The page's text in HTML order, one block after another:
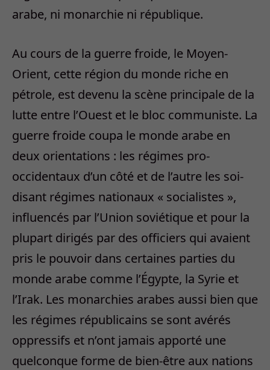
arabe, ni monarchie ni république.
Au cours de la guerre froide, le Moyen-
Orient, cette région du monde riche en
pétrole, est devenu la scène principale de la
lutte entre l’Ouest et le bloc communiste. La
guerre froide coupa le monde arabe en
deux orientations : les régimes pro-
occidentaux d’un côté et de l’autre les soi-
disant régimes nationaux « socialistes »,
influencés par l’Union soviétique et pour la
plupart dirigés par des officiers qui avaient
pris le pouvoir dans certaines parties du
monde arabe comme l’Égypte, la Syrie et
l’Irak. Les monarchies arabes aussi bien que
les régimes républicains se sont avérés
oppressifs et n’ont jamais apporté une
quelconque forme de bien-être aux nations